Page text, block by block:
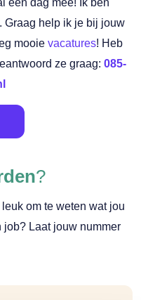
een dag mee! Ik ben
Graag help ik je bij jouw
mooie vacatures! Heb
ze graag: 085-
?
om te weten wat jou
Laat jouw nummer